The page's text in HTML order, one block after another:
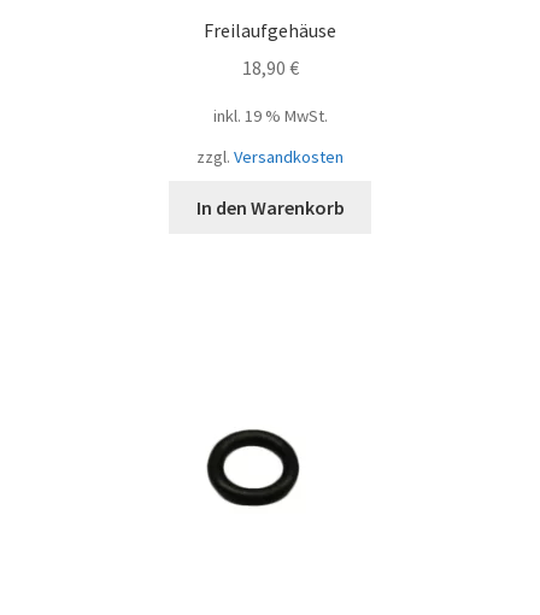
Freilaufgehäuse
18,90 €
inkl. 19 % MwSt.
zzgl. Versandkosten
In den Warenkorb